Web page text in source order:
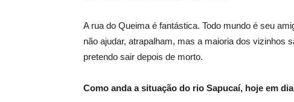
A rua do Queima é fantástica. Todo mundo é seu
não ajudar, atrapalham, mas a maioria dos vizinhos
pretendo sair depois de morto.
Como anda a situação do rio Sapucaí, hoje em